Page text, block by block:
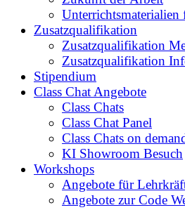
Unterrichtsmaterialien
Zusatzqualifikation
Zusatzqualifikation
Zusatzqualifikation
Stipendium
Class Chat Angebote
Class Chats
Class Chat Panel
Class Chats on
KI Showroom Besuch
Workshops
Angebote für
Angebote zur Code